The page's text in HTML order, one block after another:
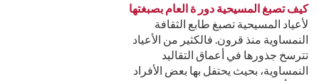
كيف تصبغ المسيحية دور ة العام بصبغتها
لأعياد المسيحية تصبغ طابع الثقافة
النمساوية منذ قرون. فالكثير من الأعياد
تترسخ جذورها في أعماق التقاليد
النمساوية، بحيث يحتفل بها بعض الأفراد